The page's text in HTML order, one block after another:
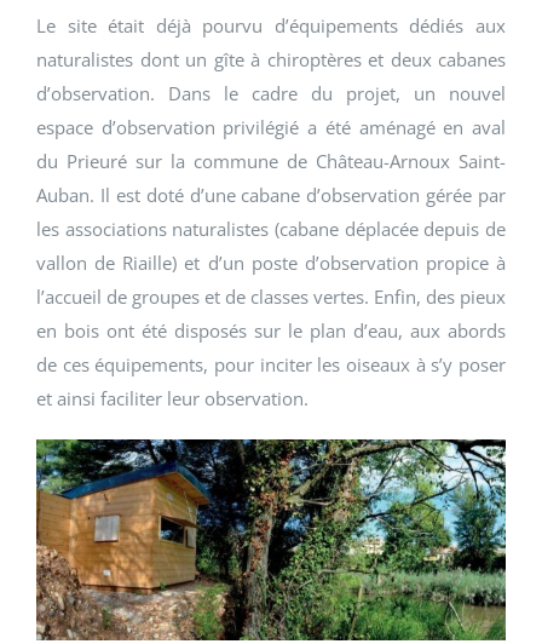
Le site était déjà pourvu d’équipements dédiés aux
naturalistes dont un gîte à chiroptères et deux cabanes
d’observation. Dans le cadre du projet, un nouvel
espace d’observation privilégié a été aménagé en aval
du Prieuré sur la commune de Château-Arnoux Saint-
Auban. Il est doté d’une cabane d’observation gérée par
les associations naturalistes (cabane déplacée depuis de
vallon de Riaille) et d’un poste d’observation propice à
l’accueil de groupes et de classes vertes. Enfin, des pieux
en bois ont été disposés sur le plan d’eau, aux abords
de ces équipements, pour inciter les oiseaux à s’y poser
et ainsi faciliter leur observation.